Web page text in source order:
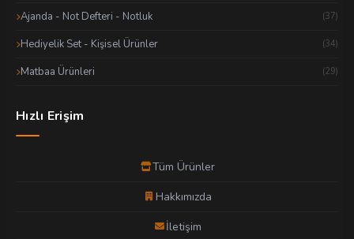
Ajanda - Not Defteri - Notluk (37)
Hediyelik Set - Kişisel Ürünler (34)
Matbaa Ürünleri (29)
Hızlı Erişim
Tüm Ürünler
Hakkımızda
İletişim